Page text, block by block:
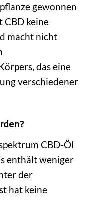
gewonnen
CBD keine
macht nicht
das eine
verschiedener
CBD-Öl
enthält weniger
der
hat keine